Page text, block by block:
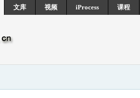
文库 视频 iProcess 课程